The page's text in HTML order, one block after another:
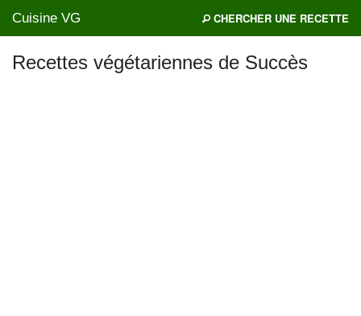
Cuisine VG CHERCHER UNE RECETTE
Recettes végétariennes de Succès